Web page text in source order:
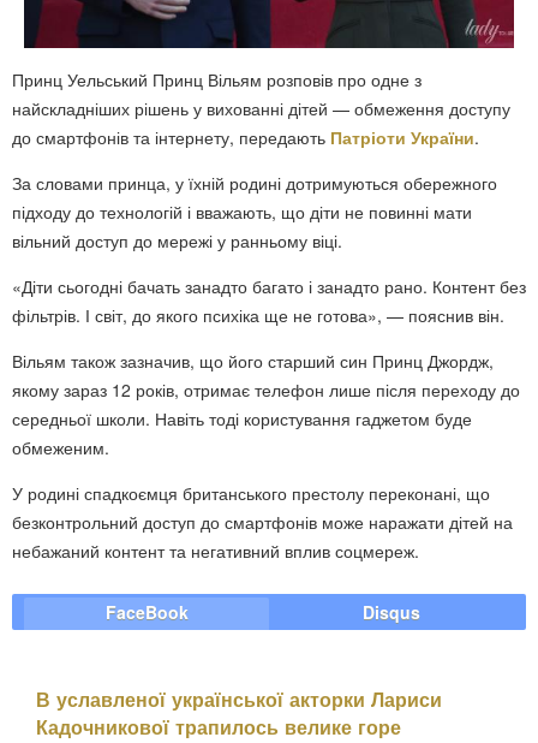
Принц Уельський Принц Вільям розповів про одне з
найскладніших рішень у вихованні дітей — обмеження доступу
до смартфонів та інтернету, передають Патріоти України.
За словами принца, у їхній родині дотримуються обережного
підходу до технологій і вважають, що діти не повинні мати
вільний доступ до мережі у ранньому віці.
«Діти сьогодні бачать занадто багато і занадто рано. Контент без
фільтрів. І світ, до якого психіка ще не готова», — пояснив він.
Вільям також зазначив, що його старший син Принц Джордж,
якому зараз 12 років, отримає телефон лише після переходу до
середньої школи. Навіть тоді користування гаджетом буде
обмеженим.
У родині спадкоємця британського престолу переконані, що
безконтрольний доступ до смартфонів може наражати дітей на
небажаний контент та негативний вплив соцмереж.
FaceBook Disqus
В уславленої української акторки Лариси
Кадочникової трапилось велике горе